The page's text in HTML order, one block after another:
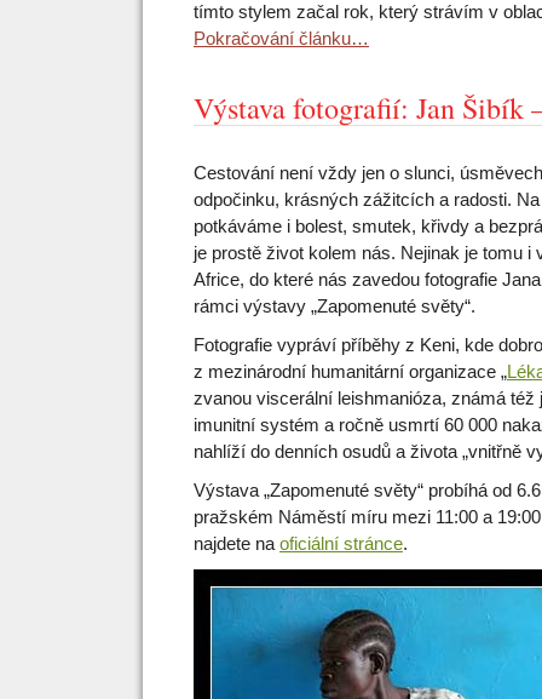
tímto stylem začal rok, který strávím v
Pokračování článku…
Výstava fotografií: Jan Šibík
Cestování není vždy jen o slunci,
odpočinku, krásných zážitcích a radosti.
potkáváme i bolest, smutek, křivdy a
je prostě život kolem nás. Nejinak je tomu i
Africe, do které nás zavedou fotografie
rámci výstavy „Zapomenuté světy“.
Fotografie vypráví příběhy z Keni, kde
z mezinárodní humanitární organizace „
zvanou viscerální leishmanióza, známá
imunitní systém a ročně usmrtí 60 000
nahlíží do denních osudů a života „vnitřně
Výstava „Zapomenuté světy“ probíhá od
pražském Náměstí míru mezi 11:00 a
najdete na oficiální stránce.